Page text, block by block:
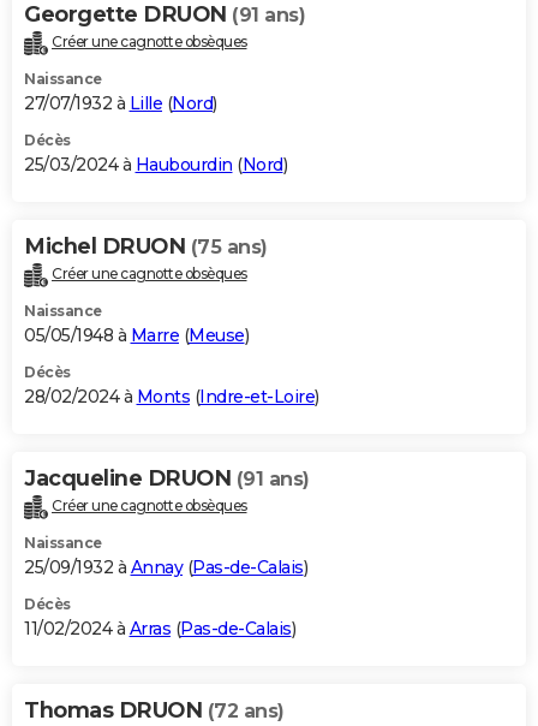
Georgette DRUON (91 ans)
Créer une cagnotte obsèques
Naissance
27/07/1932 à Lille (Nord)
Décès
25/03/2024 à Haubourdin (Nord)
Michel DRUON (75 ans)
Créer une cagnotte obsèques
Naissance
05/05/1948 à Marre (Meuse)
Décès
28/02/2024 à Monts (Indre-et-Loire)
Jacqueline DRUON (91 ans)
Créer une cagnotte obsèques
Naissance
25/09/1932 à Annay(Pas-de-Calais)
Décès
11/02/2024 à Arras (Pas-de-Calais)
Thomas DRUON (72 ans)